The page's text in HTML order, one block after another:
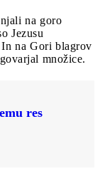
na goro
Jezusu
na Gori blagrov
množice.
res